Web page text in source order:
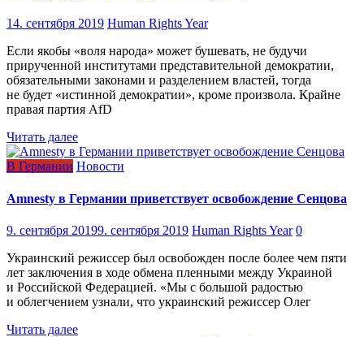
14. сентября 2019 Human Rights Year
Если якобы «воля народа» может бушевать, не будучи
прирученной институтами представительной демократии,
обязательными законами и разделением властей, тогда
не будет «истинной демократии», кроме произвола. Крайне
правая партия AfD
Читать далее
В Германии Новости
Amnesty в Германии приветствует освобождение Сенцова
9. сентября 20199. сентября 2019 Human Rights Year 0
Украинский режиcсер был освобожден после более чем пяти
лет заключения в ходе обмена пленными между Украиной
и Российской Федерацией. «Мы с большой радостью
и облегчением узнали, что украинский режиссер Олег
Читать далее